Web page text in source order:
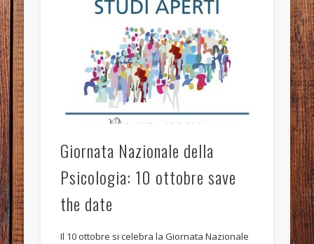
Giornata Nazionale della
Psicologia: 10 ottobre save
the date
Il 10 ottobre si celebra la Giornata Nazionale